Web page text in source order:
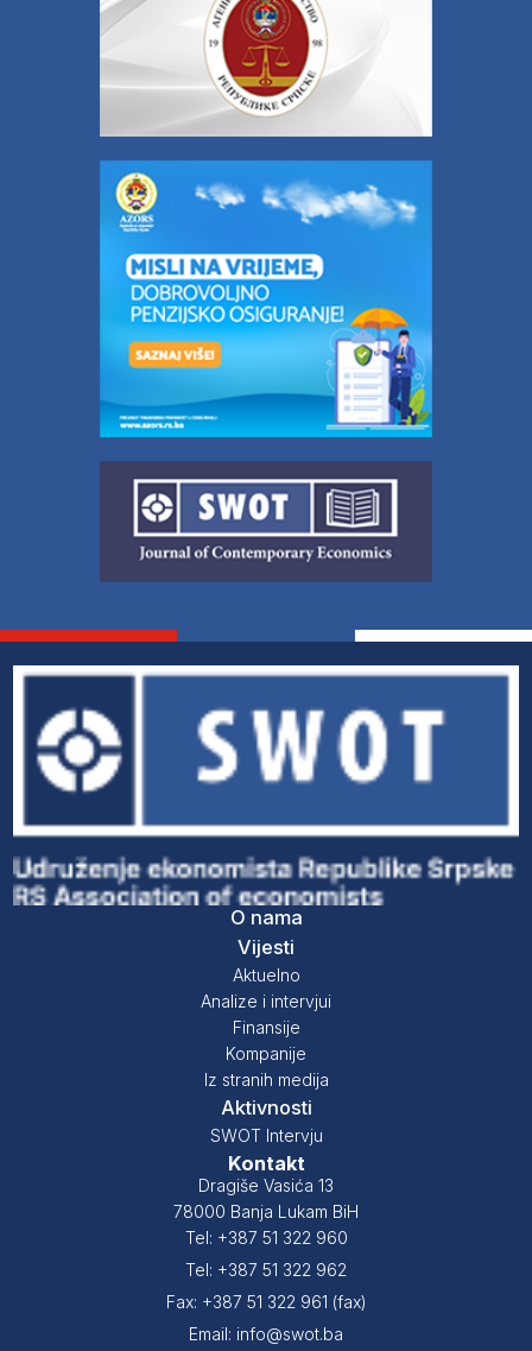
O nama
Vijesti
Aktuelno
Analize i intervjui
Finansije
Kompanije
Iz stranih medija
Aktivnosti
SWOT Intervju
Kontakt
Dragiše Vasića 13
78000 Banja Lukam BiH
Tel: +387 51 322 960
Tel: +387 51 322 962
Fax: +387 51 322 961 (fax)
Email: info@swot.ba